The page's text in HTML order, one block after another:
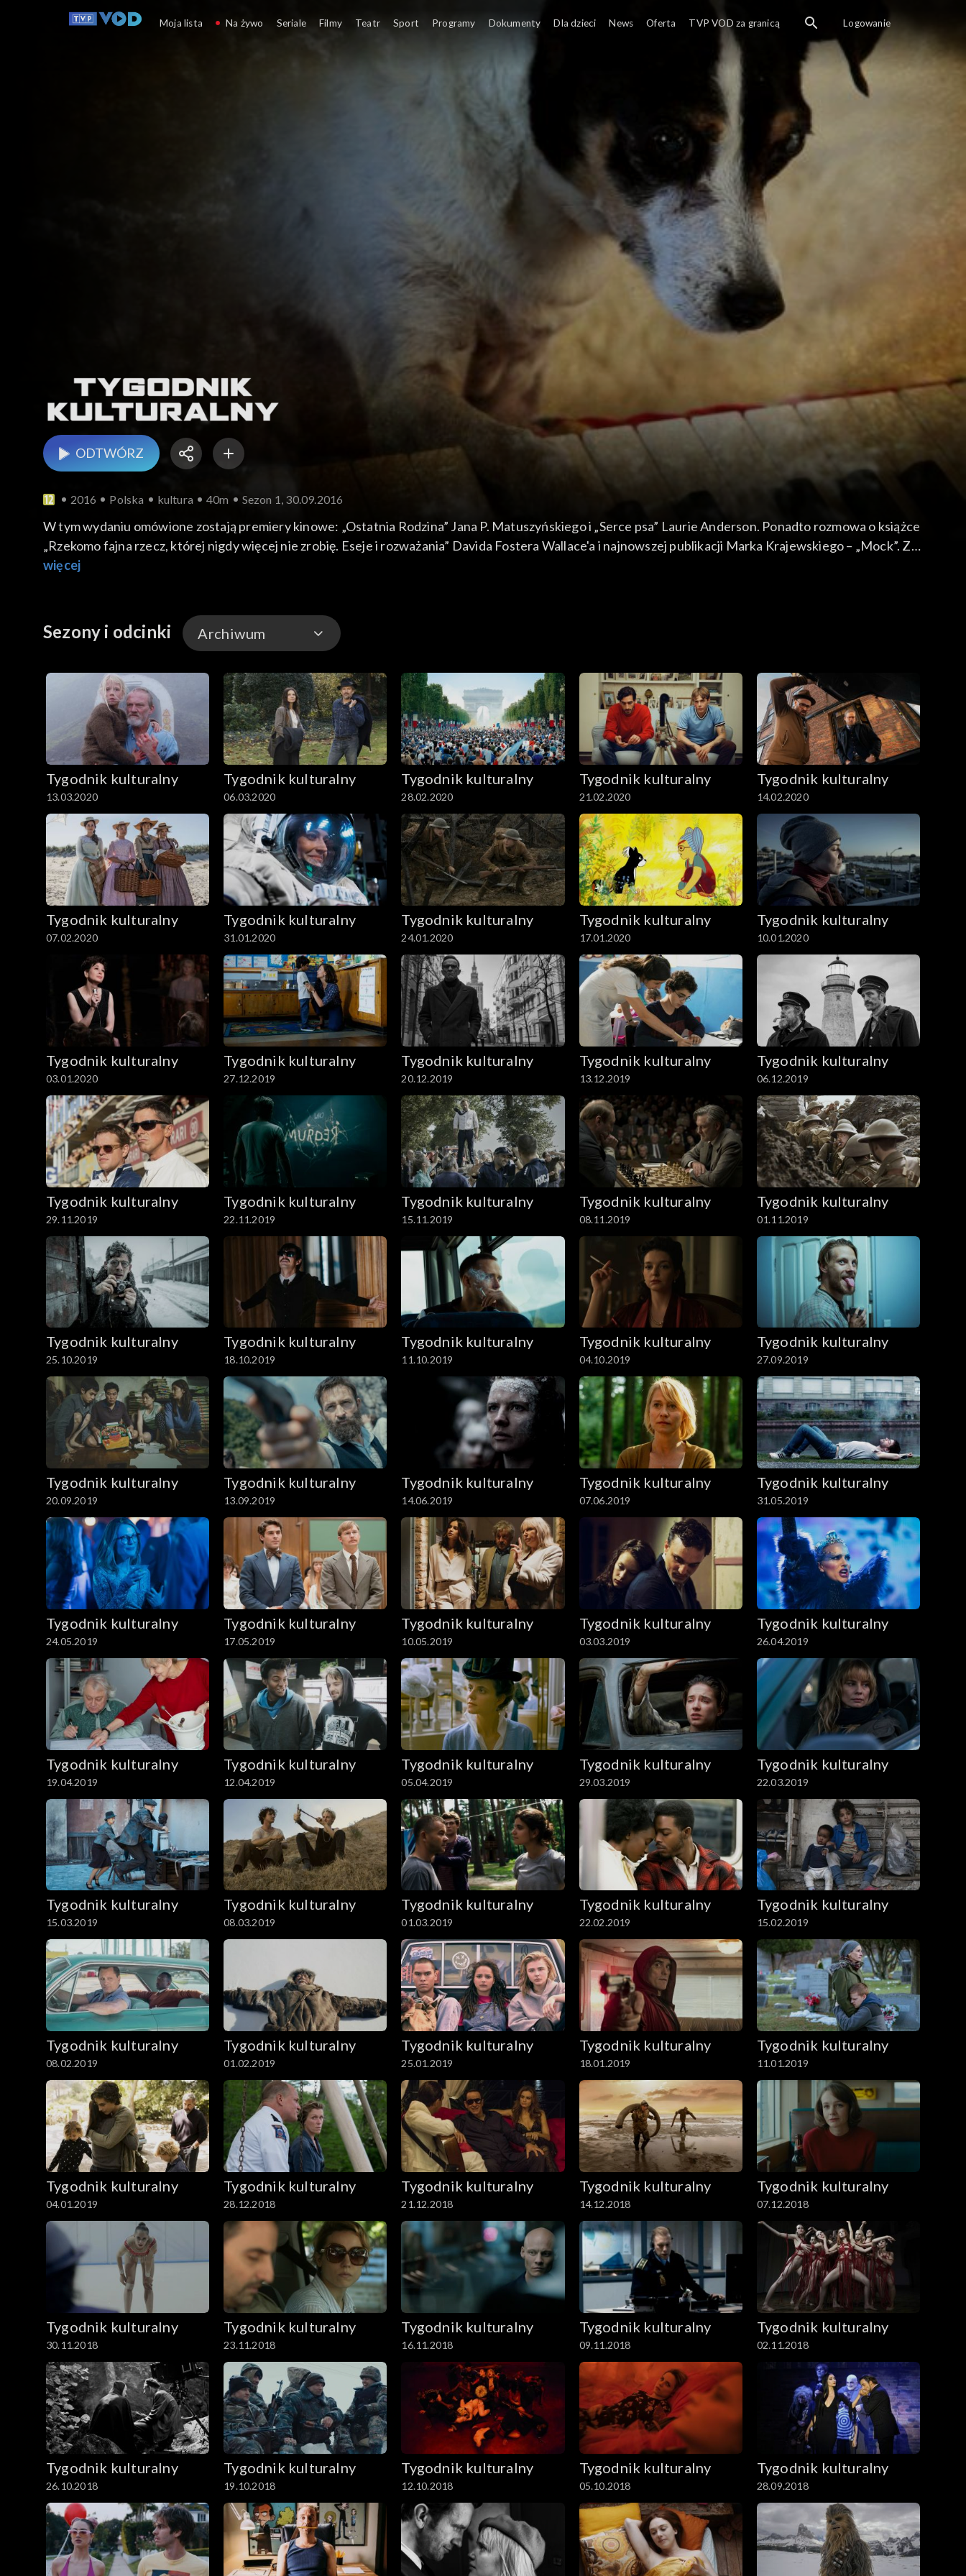
ODTWÓRZ
2016 Polska kultura 40m Sezon 1, 30.09.2016
W tym wydaniu omówione zostają premiery kinowe: „Ostatnia Rodzina” Jana P. Matuszyńskiego i „Serce psa” Laurie Anderson. Ponadto rozmowa o książce
„Rzekomo fajna rzecz, której nigdy więcej nie zrobię. Eseje i rozważania” Davida Fostera Wallace'a i najnowszej publikacji Marka Krajewskiego – „Mock”. Z
więcej
Sezony i odcinki Archiwum
Odcinki
Archiwum
Tygodnik kulturalny
13.03.2020
Tygodnik kulturalny
06.03.2020
Tygodnik kulturalny
28.02.2020
Tygodnik kulturalny
21.02.2020
Tygodnik kulturalny
14.02.2020
Tygodnik kulturalny
07.02.2020
Tygodnik kulturalny
31.01.2020
Tygodnik kulturalny
24.01.2020
Tygodnik kulturalny
17.01.2020
Tygodnik kulturalny
10.01.2020
Tygodnik kulturalny
03.01.2020
Tygodnik kulturalny
27.12.2019
Tygodnik kulturalny
20.12.2019
Tygodnik kulturalny
13.12.2019
Tygodnik kulturalny
06.12.2019
Tygodnik kulturalny
29.11.2019
Tygodnik kulturalny
22.11.2019
Tygodnik kulturalny
15.11.2019
Tygodnik kulturalny
08.11.2019
Tygodnik kulturalny
01.11.2019
Tygodnik kulturalny
25.10.2019
Tygodnik kulturalny
18.10.2019
Tygodnik kulturalny
11.10.2019
Tygodnik kulturalny
04.10.2019
Tygodnik kulturalny
27.09.2019
Tygodnik kulturalny
20.09.2019
Tygodnik kulturalny
13.09.2019
Tygodnik kulturalny
14.06.2019
Tygodnik kulturalny
07.06.2019
Tygodnik kulturalny
31.05.2019
Tygodnik kulturalny
24.05.2019
Tygodnik kulturalny
17.05.2019
Tygodnik kulturalny
10.05.2019
Tygodnik kulturalny
03.03.2019
Tygodnik kulturalny
26.04.2019
Tygodnik kulturalny
19.04.2019
Tygodnik kulturalny
12.04.2019
Tygodnik kulturalny
05.04.2019
Tygodnik kulturalny
29.03.2019
Tygodnik kulturalny
22.03.2019
Tygodnik kulturalny
15.03.2019
Tygodnik kulturalny
08.03.2019
Tygodnik kulturalny
01.03.2019
Tygodnik kulturalny
22.02.2019
Tygodnik kulturalny
15.02.2019
Tygodnik kulturalny
08.02.2019
Tygodnik kulturalny
01.02.2019
Tygodnik kulturalny
25.01.2019
Tygodnik kulturalny
18.01.2019
Tygodnik kulturalny
11.01.2019
Tygodnik kulturalny
04.01.2019
Tygodnik kulturalny
28.12.2018
Tygodnik kulturalny
21.12.2018
Tygodnik kulturalny
14.12.2018
Tygodnik kulturalny
07.12.2018
Tygodnik kulturalny
30.11.2018
Tygodnik kulturalny
23.11.2018
Tygodnik kulturalny
16.11.2018
Tygodnik kulturalny
09.11.2018
Tygodnik kulturalny
02.11.2018
Tygodnik kulturalny
26.10.2018
Tygodnik kulturalny
19.10.2018
Tygodnik kulturalny
12.10.2018
Tygodnik kulturalny
05.10.2018
Tygodnik kulturalny
28.09.2018
Moja lista Na żywo Seriale Filmy Teatr Sport Programy Dokumenty Dla dzieci News Oferta TVP VOD za granicą Logowanie